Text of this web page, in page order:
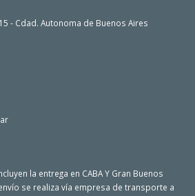
- Cdad. Autonoma de Buenos Aires
la entrega en CABA Y Gran Buenos
se realiza vía empresa de transporte a